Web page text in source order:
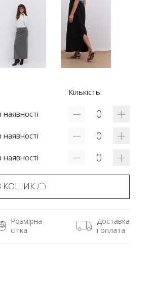
Кількість:
КОШИК
Розмірна
сітка
Доставка
і оплата